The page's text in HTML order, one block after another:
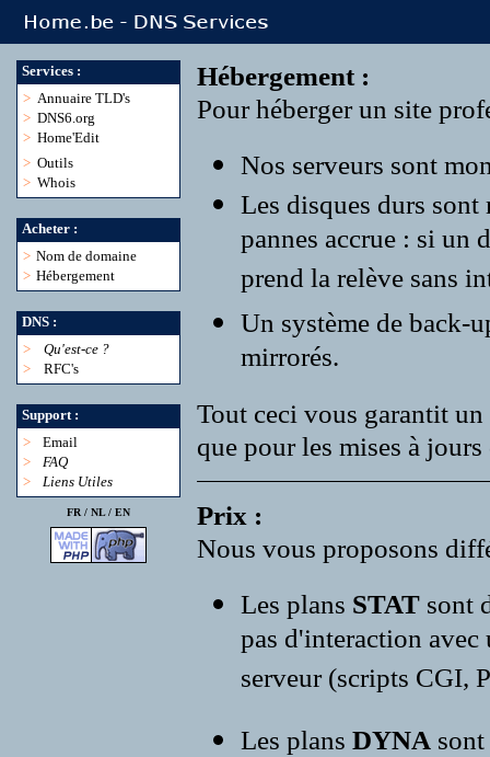
Services :
> Annuaire TLD's
> DNS6.org
> Home'Edit
> Outils
> Whois
Acheter :
> Nom de domaine
> Hébergement
DNS :
>
Qu'est-ce ?
>
RFC's
Support :
>
Email
>
FAQ
>
Liens Utiles
FR / NL/ EN
Hébergement :
Pour héberger un site
Nos serveurs sont
Les disques durs
pannes accrue : si un
prend la relève sans
Un système de back-
mirrorés.
Tout ceci vous garantit
que pour les mises à
Prix :
Nous vous proposons
Les plans STAT sont
pas d'interaction avec
serveur (scripts CGI,
Les plans DYNA